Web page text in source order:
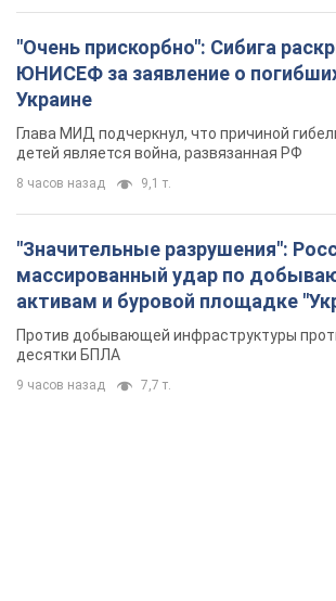
"Очень прискорбно": Сибига
ЮНИСЕФ за заявление о
Украине
Глава МИД подчеркнул, что причиной
детей является война, развязанная РФ
8 часов назад 9,1 т.
"Значительные разрушения":
массированный удар по
активам и буровой площадке
Против добывающей инфраструктуры
десятки БПЛА
9 часов назад 7,7 т.